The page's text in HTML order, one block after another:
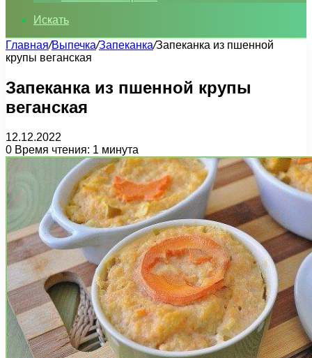
Искать
Главная/Выпечка/Запеканка/Запеканка из пшенной
крупы веганская
Запеканка из пшенной крупы
веганская
12.12.2022
0 Время чтения: 1 минута